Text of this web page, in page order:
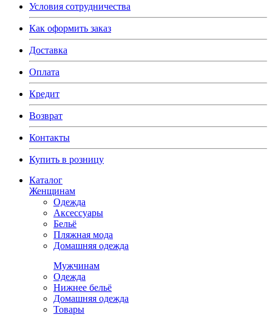
Условия сотрудничества
Как оформить заказ
Доставка
Оплата
Кредит
Возврат
Контакты
Купить в розницу
Каталог
Женщинам
Одежда
Аксессуары
Бельё
Пляжная мода
Домашняя одежда
Мужчинам
Одежда
Нижнее бельё
Домашняя одежда
Товары